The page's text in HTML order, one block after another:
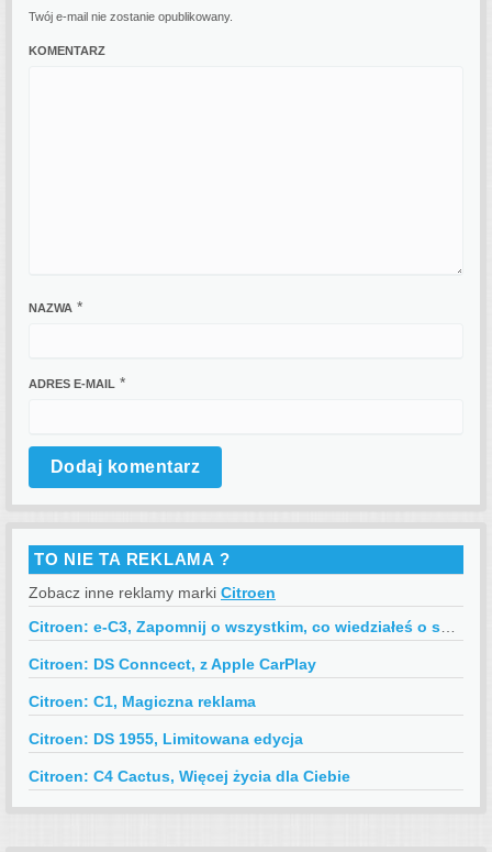
Twój e-mail nie zostanie opublikowany.
KOMENTARZ
NAZWA *
ADRES E-MAIL *
TO NIE TA REKLAMA ?
Zobacz inne reklamy marki Citroen
Citroen: DS Conncect, z Apple CarPlay
Citroen: C1, Magiczna reklama
Citroen: DS 1955, Limitowana edycja
Citroen: C4 Cactus, Więcej życia dla Ciebie